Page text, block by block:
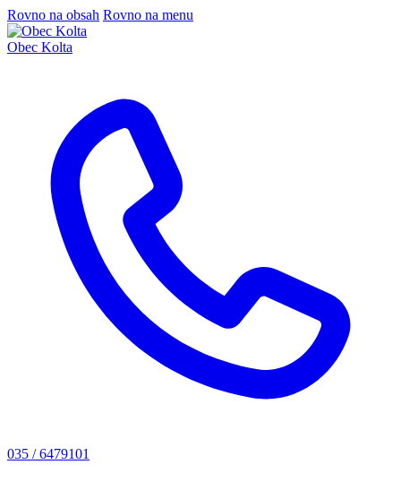
Rovno na obsah Rovno na menu
Obec Kolta
035 / 6479101